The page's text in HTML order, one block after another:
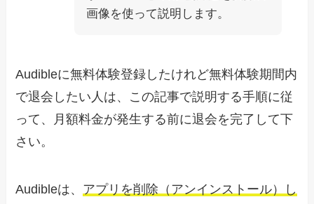
画像を使って説明します。
Audibleに無料体験登録したけれど無料体験期間内
で退会したい人は、この記事で説明する手順に従
って、月額料金が発生する前に退会を完了して下
さい。
Audibleは、 アプリを削除（アンインストール）し